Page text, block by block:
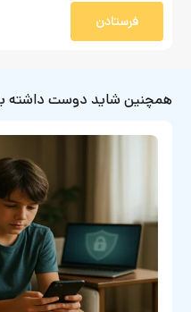
فرستادن
همچنین شاید دوست داشته